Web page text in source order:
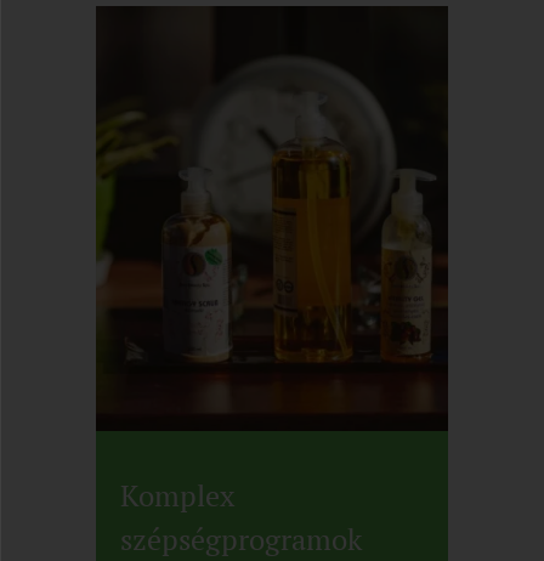
Komplex
szépségprogramok